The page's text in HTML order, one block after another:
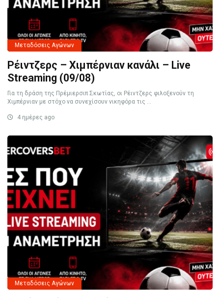
Μεταδόσεις Αγώνων
Ρέιντζερς – Χιμπέρνιαν κανάλι – Live
Streaming (09/08)
Για τη δράση της Πρέμιερσιπ Σκωτίας, οι Ρέιντζερς φιλοξενούν τη
Χιμπέρνιαν με στόχο να συνεχίσουν νικηφόρα τις ...
4 ημέρες ago
Μεταδόσεις Αγώνων